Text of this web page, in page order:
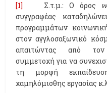
[1] Σ.τ.μ.: Ο όρος
συγγραφέας
προγραμμάτων
στον αγγλοσαξωνικό
απαιτώντας από τον
συμμετοχή για να
τη μορφή
χαμηλόμισθης εργασίας